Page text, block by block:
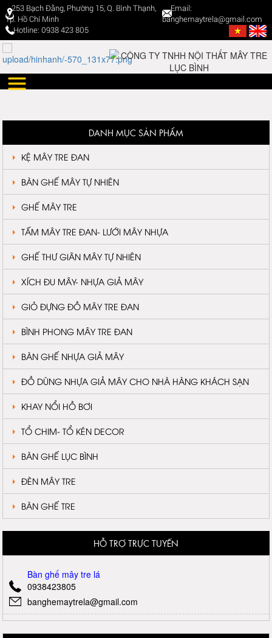
253 Bạch Đằng, Phường 15, Q. Bình Thạnh,
Tp. Hồ Chí Minh
Email:
banghemaytrela@gmail.com
Hotline: 0938 423 805
DANH MỤC SẢN PHẨM
KỆ MÂY TRE ĐAN
BÀN GHẾ MÂY TỰ NHIÊN
GHẾ MÂY TRE
TẤM MÂY TRE ĐAN- LƯỚI MÂY NHỰA
GHẾ THƯ GIÃN MÂY TỰ NHIÊN
XÍCH ĐU MÂY- NHỰA GIẢ MÂY
GIỎ ĐỰNG ĐỒ MÂY TRE ĐAN
BÌNH PHONG MÂY TRE ĐAN
BÀN GHẾ NHỰA GIẢ MÂY
ĐỒ DÙNG NHỰA GIẢ MÂY CHO NHÀ HÀNG KHÁCH SẠN
KHAY NỔI HỒ BƠI
TỔ CHIM- TỔ KÉN DECOR
BÀN GHẾ LỤC BÌNH
ĐÈN MÂY TRE
BÀN GHẾ TRE
HỖ TRỢ TRỰC TUYẾN
Bàn ghế mây tre lá
0938423805
banghemaytrela@gmail.com